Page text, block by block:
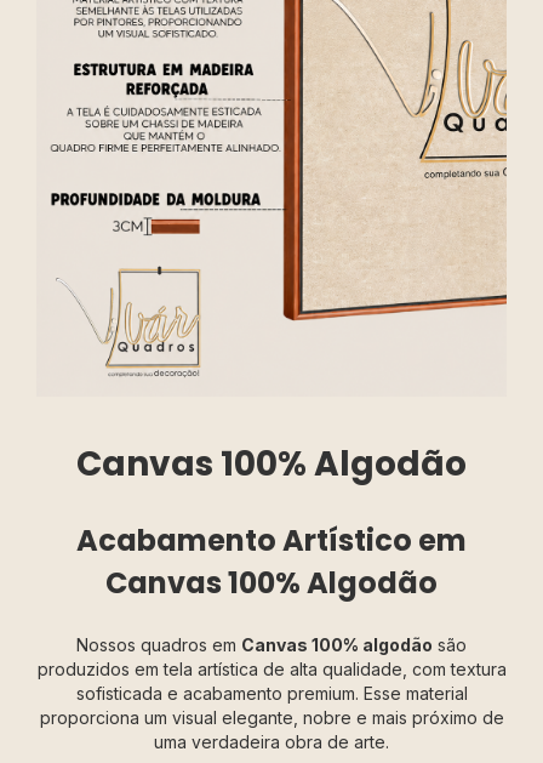
Canvas 100% Algodão
Acabamento Artístico em
Canvas 100% Algodão
Nossos quadros em Canvas 100% algodão são
produzidos em tela artística de alta qualidade, com textura
sofisticada e acabamento premium. Esse material
proporciona um visual elegante, nobre e mais próximo de
uma verdadeira obra de arte.